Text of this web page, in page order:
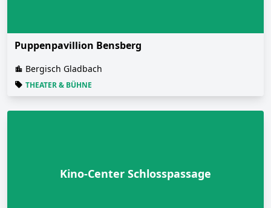
Puppenpavillion Bensberg
Bergisch Gladbach
THEATER & BÜHNE
Kino-Center Schlosspassage